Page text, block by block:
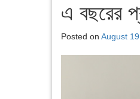
এ বছরের
Posted on August